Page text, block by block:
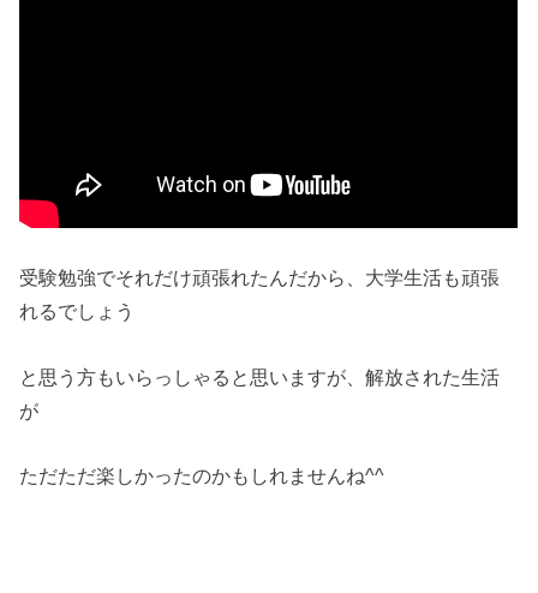
受験勉強でそれだけ頑張れたんだから、大学生活も頑張
れるでしょう
と思う方もいらっしゃると思いますが、解放された生活
が
ただただ楽しかったのかもしれませんね^^